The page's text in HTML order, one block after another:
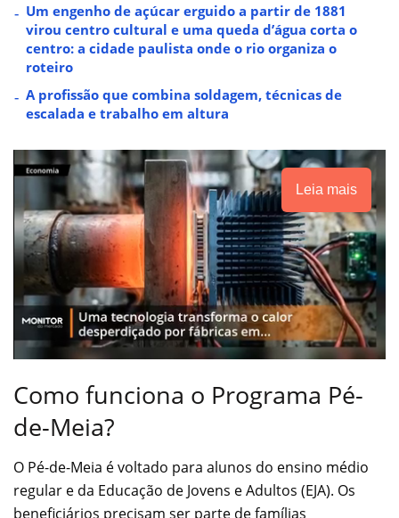
Um engenho de açúcar erguido a partir de 1881
virou centro cultural e uma queda d’água corta o
centro: a cidade paulista onde o rio organiza o
roteiro
A profissão que combina soldagem, técnicas de
escalada e trabalho em altura
Leia mais
Como funciona o Programa Pé-
de-Meia?
O Pé-de-Meia é voltado para alunos do ensino médio
regular e da Educação de Jovens e Adultos (EJA). Os
beneficiários precisam ser parte de famílias